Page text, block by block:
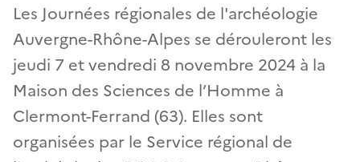
Les Journées régionales de l'archéologie
Auvergne-Rhône-Alpes se dérouleront les
jeudi 7 et vendredi 8 novembre 2024 à la
Maison des Sciences de l’Homme à
Clermont-Ferrand (63). Elles sont
organisées par le Service régional de